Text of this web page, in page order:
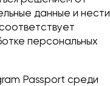
данные и нести
персональных
Passport среди